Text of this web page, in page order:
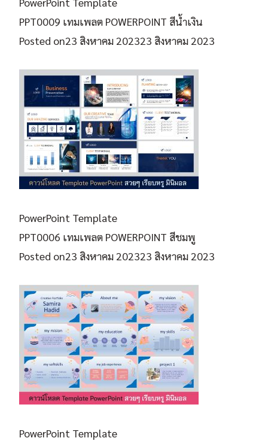
PPT0009 เทมเพลต POWERPOINT สีน้ำเงิน
Posted on23 สิงหาคม 202323 สิงหาคม 2023
PowerPoint Template
PPT0006 เทมเพลต POWERPOINT สีชมพู
Posted on23 สิงหาคม 202323 สิงหาคม 2023
PowerPoint Template